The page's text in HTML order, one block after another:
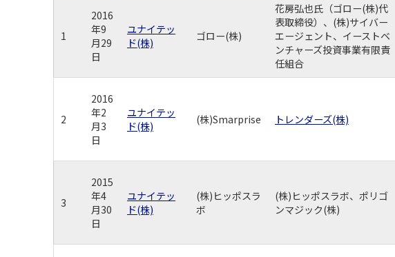
1
2016
年9
月29
日
ユナイテッ
ド(株)
ゴロー(株)
花房弘也氏（ゴロー(株)代
表取締役）、(株)サイバー
エージェント、イーストベ
ンチャーズ投資事業有限責
任組合
2
2016
年2
月3
日
ユナイテッ
ド(株)
(株)Smarprise トレンダーズ(株)
3
2015
年4
月30
日
ユナイテッ
ド(株)
(株)ヒッポスラ
ボ
(株)ヒッポスラボ、ポリゴ
ンマジック(株)